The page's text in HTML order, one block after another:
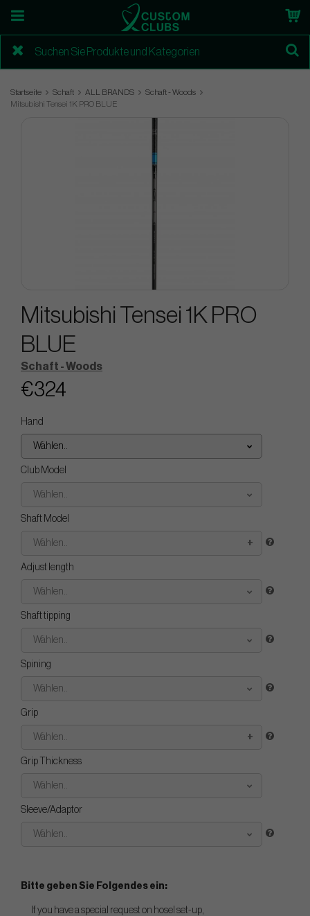
Startseite Schaft ALL BRANDS
Schaft - Woods
Mitsubishi Tensei 1K PRO BLUE
Mitsubishi Tensei 1K PRO
BLUE
Schaft - Woods
€324
Hand
Wählen..
Club Model
Wählen..
Shaft Model
Wählen..
Adjust length
Wählen..
Shaft tipping
Wählen..
Spining
Wählen..
Grip
Wählen..
Grip Thickness
Wählen..
Sleeve/Adaptor
Wählen..
Bitte geben Sie Folgendes ein:
If you have a special request on hosel set-up,